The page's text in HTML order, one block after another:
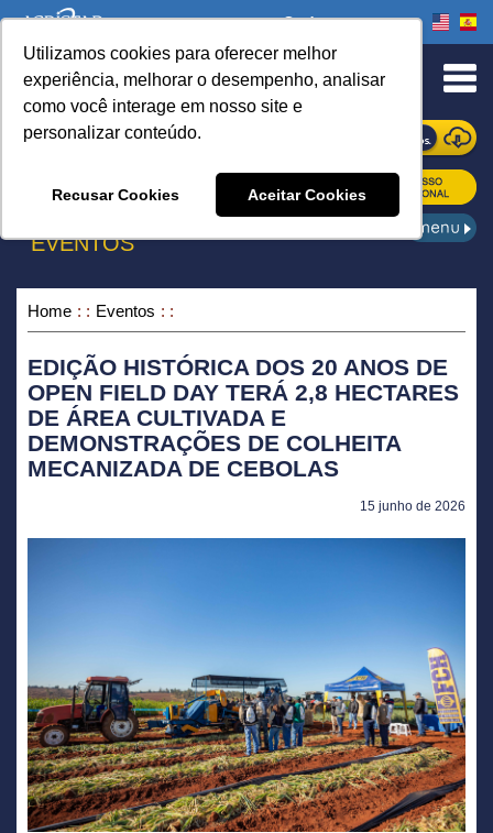
Utilizamos cookies para oferecer melhor
experiência, melhorar o desempenho, analisar
como você interage em nosso site e
personalizar conteúdo.
Recusar Cookies Aceitar Cookies
to Content
Onde comprar
ONDE COMPRAR
EVENTOS
Home Eventos
EDIÇÃO HISTÓRICA DOS 20 ANOS DE
OPEN FIELD DAY TERÁ 2,8 HECTARES
DE ÁREA CULTIVADA E
DEMONSTRAÇÕES DE COLHEITA
MECANIZADA DE CEBOLAS
15 junho de 2026